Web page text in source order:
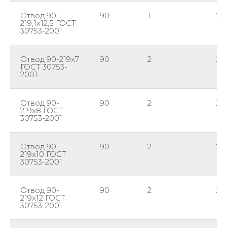
Отвод 90-1-
219,1х12,5 ГОСТ
30753-2001
90 1
Отвод 90-219х7
ГОСТ 30753-
2001
90 2
Отвод 90-
219х8 ГОСТ
30753-2001
90 2
Отвод 90-
219х10 ГОСТ
30753-2001
90 2
Отвод 90-
219х12 ГОСТ
30753-2001
90 2